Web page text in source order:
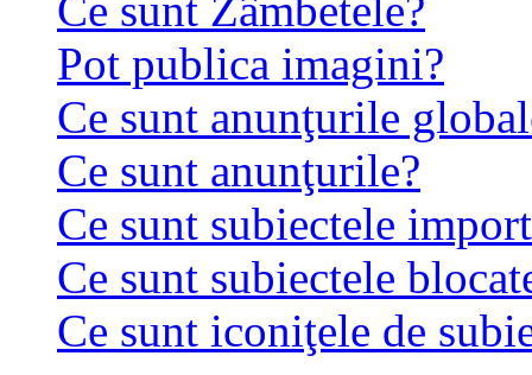
Pot publica imagini?
Ce sunt anunţurile
Ce sunt anunţurile?
Ce sunt subiectele
Ce sunt subiectele
Ce sunt iconiţele de